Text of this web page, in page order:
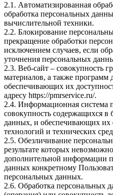
2.1. Автоматизированная
обработка персональных
вычислительной техники.
2.2. Блокирование
прекращение обработки
исключением случаев, если
уточнения персональных
2.3. Веб-сайт – совокупность
материалов, а также
обеспечивающих их
адресу https://pmrservice.ru/.
2.4. Информационная
совокупность содержащихся в
данных, и обеспечивающих
технологий и технических
2.5. Обезличивание
результате которых
дополнительной информации
данных конкретному
персональных данных.
2.6. Обработка персональных